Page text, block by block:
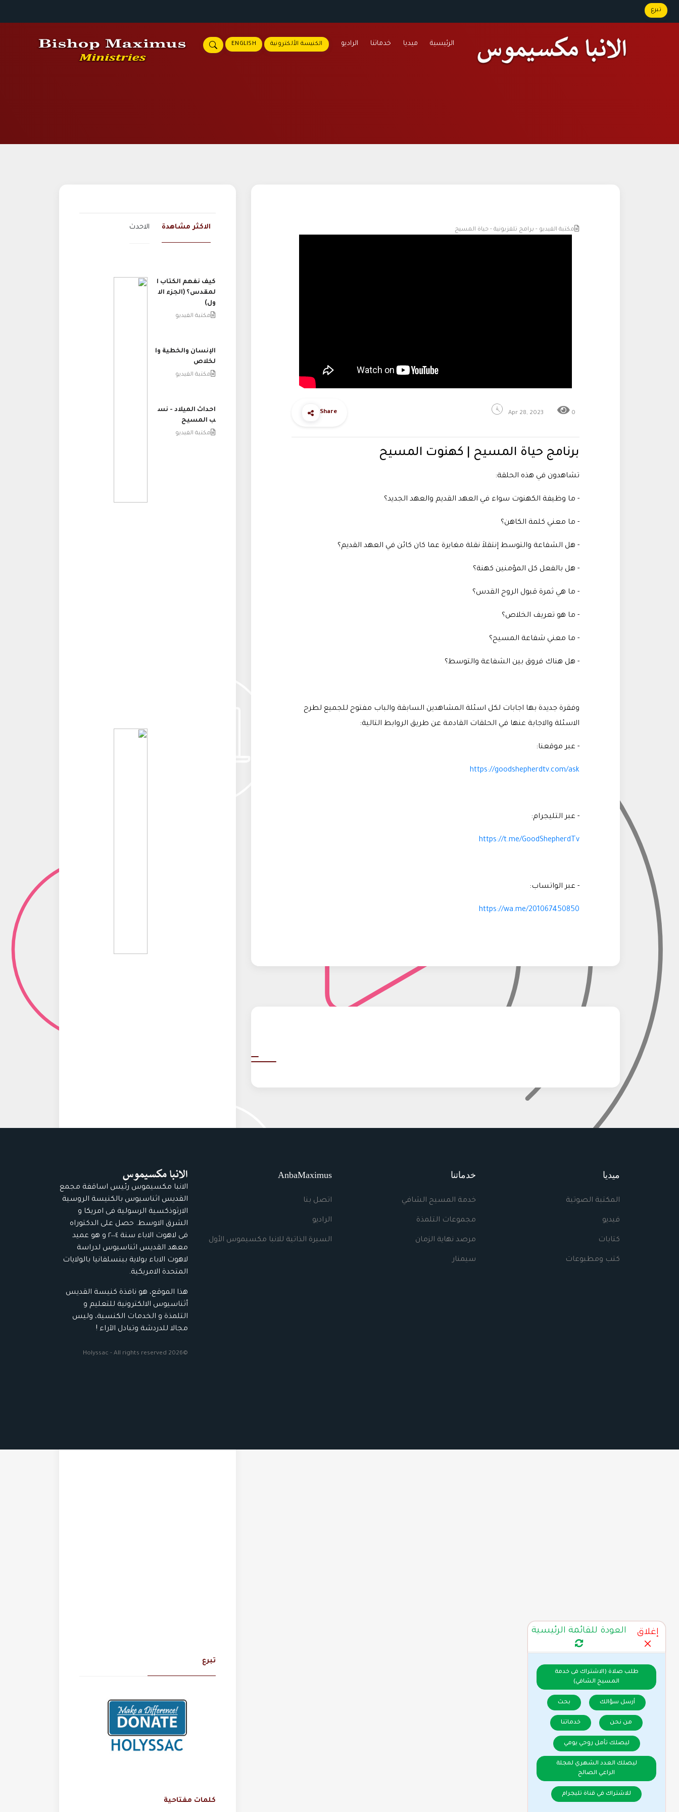
تبرع
ENGLISH الكنيسة الألكترونية الراديو خدماتنا ميديا الرئيسية
مكتبة الفيديو - برامج تلفزيونية - حياة المسيح
Apr 28, 2023 0
Share
برنامج حياة المسيح | كهنوت المسيح
تشاهدون في هذه الحلقة:
- ما وظيفة الكهنوت سواء في العهد القديم والعهد الجديد؟
- ما معني كلمة الكاهن؟
- هل الشفاعة والتوسط إنتقلاَ نقلة مغايرة عما كان كائن في العهد القديم؟
- هل بالفعل كل المؤمنين كهنة؟
- ما هي ثمرة قبول الروح القدس؟
- ما هو تعريف الخلاص؟
- ما معني شفاعة المسيح؟
- هل هناك فروق بين الشفاعة والتوسط؟
وفقرة جديدة بها اجابات لكل اسئلة المشاهدين السابقة والباب مفتوح للجميع لطرح
الاسئلة والاجابة عنها في الحلقات القادمة عن طريق الروابط التالية:
- عبر موقعنا:
https://goodshepherdtv.com/ask
- عبر التليجرام:
https://t.me/GoodShepherdTv
- عبر الواتساب:
https://wa.me/201067450850
الاكثر مشاهدة الاحدث
كيف نفهم الكتاب ا
لمقدس؟ (الجزء الا
ول)
مكتبة الفيديو
الإنسان والخطية وا
لخلاص
مكتبة الفيديو
احداث الميلاد - نس
ب المسيح
مكتبة الفيديو
تبرع
كلمات مفتاحية
ميديا
المكتبة الصوتية
فيديو
كتابات
كتب ومطبوعات
خدماتنا
خدمة المسيح الشافي
مجموعات التلمذة
مرصد نهاية الزمان
سيمنار
AnbaMaximus
اتصل بنا
الراديو
السيرة الذاتية للانبا مكسيموس الأول
الانبا مكسيموس رئيس اساقفة مجمع
القديس اثناسيوس بالكنيسة الروسية
الارثوذكسية الرسولية فى امريكا و
الشرق الاوسط. حصل على الدكتوراه
فى لاهوت الاباء سنة ٢٠٠٤ و هو عميد
معهد القديس اثناسيوس لدراسة
لاهوت الاباء بولاية ببنسلفانيا بالولايات
المتحدة الامريكية.
هذا الموقع، هو نافذة كنيسة القديس
أثناسيوس الالكترونية للتعليم و
التلمذة و الخدمات الكنسية، وليس
مجالا للدردشة وتبادل الآراء !
©2026 Holyssac - All rights reserved
إغلاق العودة للقائمة الرئيسية
طلب صلاة (الاشتراك فى خدمة
المسيح الشافي)
أرسل سؤالك بحث
من نحن خدماتنا
ليصلك تأمل روحي يومي
ليصلك العدد الشهري لمجلة
الراعي الصالح
للاشتراك في قناة تليجرام